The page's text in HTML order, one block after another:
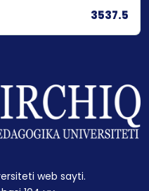
3537.5
web sayti.